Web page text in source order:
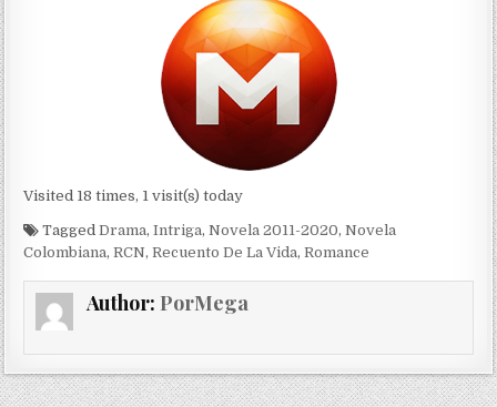
Visited 18 times, 1 visit(s) today
TaggedDrama,Intriga,Novela 2011-2020,Novela
Colombiana,RCN,Recuento De La Vida,Romance
Author: PorMega